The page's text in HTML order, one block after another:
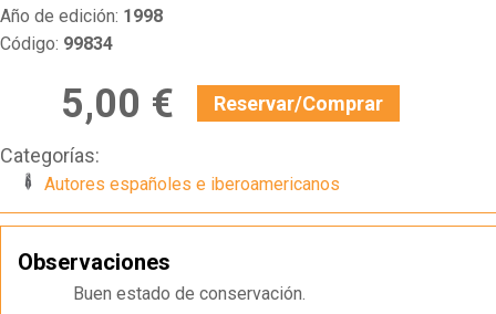
Año de edición: 1998
Código: 99834
5,00 € Reservar/Comprar
Categorías:
Autores españoles e iberoamericanos
Observaciones
Buen estado de conservación.